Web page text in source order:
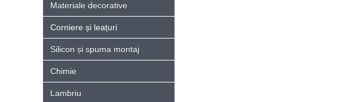
Materiale decorative
Corniere și leațuri
Silicon și spuma montaj
Chimie
Lambriu